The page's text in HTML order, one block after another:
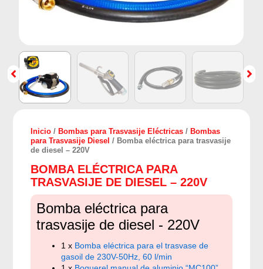
Inicio /Bombas para Trasvasije Eléctricas /Bombas
para Trasvasije Diesel / Bomba eléctrica para trasvasije
de diesel – 220V
BOMBA ELÉCTRICA PARA
TRASVASIJE DE DIESEL – 220V
Bomba eléctrica para
trasvasije de diesel - 220V
1 x Bomba eléctrica para el trasvase de
gasoil de 230V-50Hz, 60 l/min